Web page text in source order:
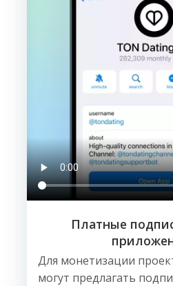
Платные
Для монетизации
могут предлагать